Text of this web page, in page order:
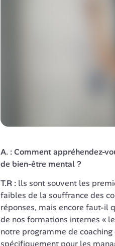
A. : Comment appréhendez-
de bien-être mental ?
T.R : lls sont souvent les
faibles de la souffrance des
réponses, mais encore faut-il
de nos formations internes «
notre programme de
spécifiquement pour les